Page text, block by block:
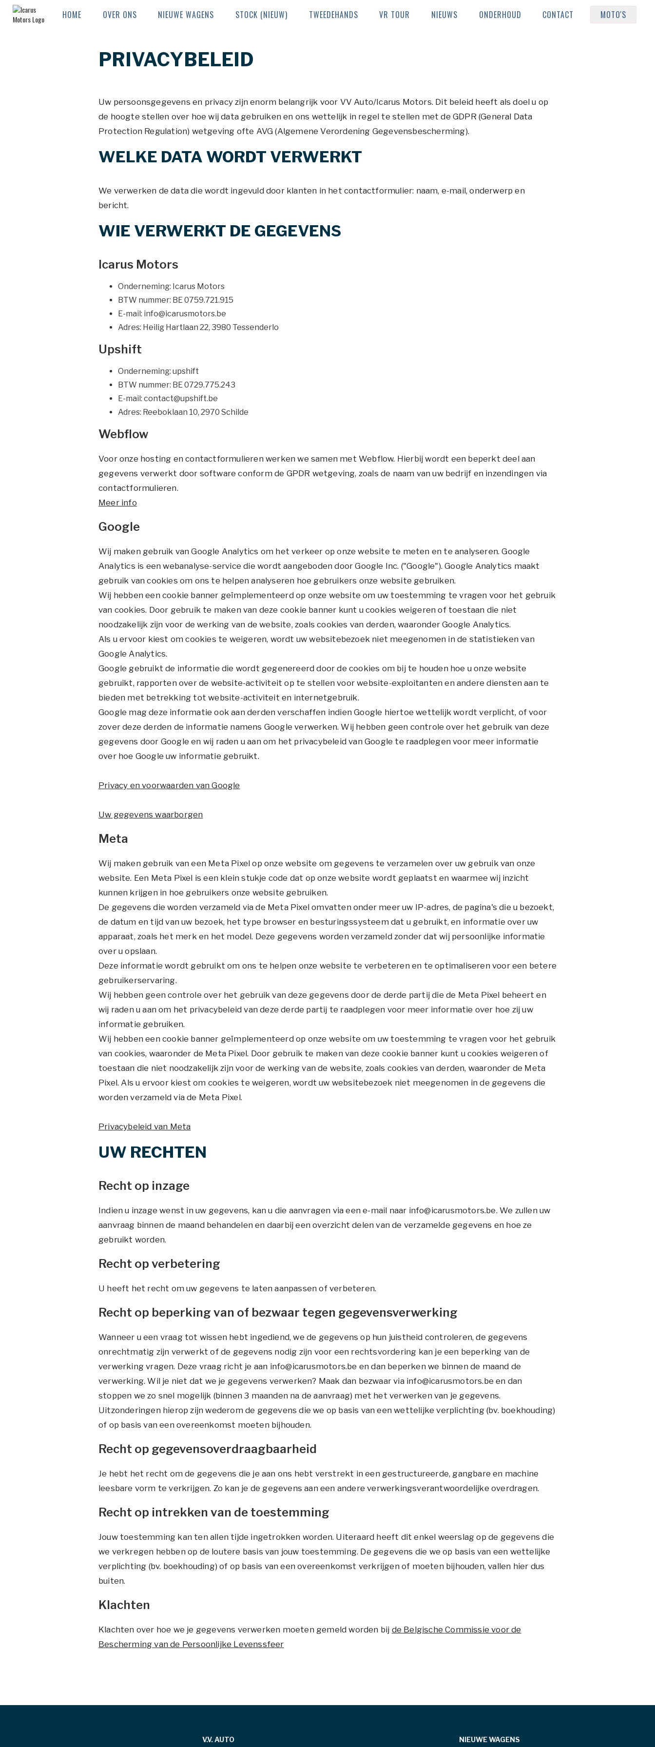
HOME OVER ONS NIEUWE WAGENS STOCK (NIEUW) TWEEDEHANDS VR TOUR NIEUWS ONDERHOUD CONTACT MOTO'S
PRIVACYBELEID
Uw persoonsgegevens en privacy zijn enorm belangrijk voor VV Auto/Icarus Motors. Dit beleid heeft als doel u op
de hoogte stellen over hoe wij data gebruiken en ons wettelijk in regel te stellen met de GDPR (General Data
Protection Regulation) wetgeving ofte AVG (Algemene Verordening Gegevensbescherming).
WELKE DATA WORDT VERWERKT
We verwerken de data die wordt ingevuld door klanten in het contactformulier: naam, e-mail, onderwerp en
bericht.
WIE VERWERKT DE GEGEVENS
Icarus Motors
Onderneming: Icarus Motors
BTW nummer: BE 0759.721.915
E-mail: info@icarusmotors.be
Adres: Heilig Hartlaan 22, 3980 Tessenderlo
Upshift
Onderneming: upshift
BTW nummer: BE 0729.775.243
E-mail: contact@upshift.be
Adres: Reeboklaan 10, 2970 Schilde
Webflow
Voor onze hosting en contactformulieren werken we samen met Webflow. Hierbij wordt een beperkt deel aan
gegevens verwerkt door software conform de GPDR wetgeving, zoals de naam van uw bedrijf en inzendingen via
contactformulieren.
Meer info
Google
Wij maken gebruik van Google Analytics om het verkeer op onze website te meten en te analyseren. Google
Analytics is een webanalyse-service die wordt aangeboden door Google Inc. ("Google"). Google Analytics maakt
gebruik van cookies om ons te helpen analyseren hoe gebruikers onze website gebruiken.
Wij hebben een cookie banner geïmplementeerd op onze website om uw toestemming te vragen voor het gebruik
van cookies. Door gebruik te maken van deze cookie banner kunt u cookies weigeren of toestaan die niet
noodzakelijk zijn voor de werking van de website, zoals cookies van derden, waaronder Google Analytics.
Als u ervoor kiest om cookies te weigeren, wordt uw websitebezoek niet meegenomen in de statistieken van
Google Analytics.
Google gebruikt de informatie die wordt gegenereerd door de cookies om bij te houden hoe u onze website
gebruikt, rapporten over de website-activiteit op te stellen voor website-exploitanten en andere diensten aan te
bieden met betrekking tot website-activiteit en internetgebruik.
Google mag deze informatie ook aan derden verschaffen indien Google hiertoe wettelijk wordt verplicht, of voor
zover deze derden de informatie namens Google verwerken. Wij hebben geen controle over het gebruik van deze
gegevens door Google en wij raden u aan om het privacybeleid van Google te raadplegen voor meer informatie
over hoe Google uw informatie gebruikt.
Privacy en voorwaarden van Google
Uw gegevens waarborgen
Meta
Wij maken gebruik van een Meta Pixel op onze website om gegevens te verzamelen over uw gebruik van onze
website. Een Meta Pixel is een klein stukje code dat op onze website wordt geplaatst en waarmee wij inzicht
kunnen krijgen in hoe gebruikers onze website gebruiken.
De gegevens die worden verzameld via de Meta Pixel omvatten onder meer uw IP-adres, de pagina's die u bezoekt,
de datum en tijd van uw bezoek, het type browser en besturingssysteem dat u gebruikt, en informatie over uw
apparaat, zoals het merk en het model. Deze gegevens worden verzameld zonder dat wij persoonlijke informatie
over u opslaan.
Deze informatie wordt gebruikt om ons te helpen onze website te verbeteren en te optimaliseren voor een betere
gebruikerservaring.
Wij hebben geen controle over het gebruik van deze gegevens door de derde partij die de Meta Pixel beheert en
wij raden u aan om het privacybeleid van deze derde partij te raadplegen voor meer informatie over hoe zij uw
informatie gebruiken.
Wij hebben een cookie banner geïmplementeerd op onze website om uw toestemming te vragen voor het gebruik
van cookies, waaronder de Meta Pixel. Door gebruik te maken van deze cookie banner kunt u cookies weigeren of
toestaan die niet noodzakelijk zijn voor de werking van de website, zoals cookies van derden, waaronder de Meta
Pixel. Als u ervoor kiest om cookies te weigeren, wordt uw websitebezoek niet meegenomen in de gegevens die
worden verzameld via de Meta Pixel.
Privacybeleid van Meta
UW RECHTEN
Recht op inzage
Indien u inzage wenst in uw gegevens, kan u die aanvragen via een e-mail naar info@icarusmotors.be. We zullen uw
aanvraag binnen de maand behandelen en daarbij een overzicht delen van de verzamelde gegevens en hoe ze
gebruikt worden.
Recht op verbetering
U heeft het recht om uw gegevens te laten aanpassen of verbeteren.
Recht op beperking van of bezwaar tegen gegevensverwerking
Wanneer u een vraag tot wissen hebt ingediend, we de gegevens op hun juistheid controleren, de gegevens
onrechtmatig zijn verwerkt of de gegevens nodig zijn voor een rechtsvordering kan je een beperking van de
verwerking vragen. Deze vraag richt je aan info@icarusmotors.be en dan beperken we binnen de maand de
verwerking. Wil je niet dat we je gegevens verwerken? Maak dan bezwaar via info@icarusmotors.be en dan
stoppen we zo snel mogelijk (binnen 3 maanden na de aanvraag) met het verwerken van je gegevens.
Uitzonderingen hierop zijn wederom de gegevens die we op basis van een wettelijke verplichting (bv. boekhouding)
of op basis van een overeenkomst moeten bijhouden.
Recht op gegevensoverdraagbaarheid
Je hebt het recht om de gegevens die je aan ons hebt verstrekt in een gestructureerde, gangbare en machine
leesbare vorm te verkrijgen. Zo kan je de gegevens aan een andere verwerkingsverantwoordelijke overdragen.
Recht op intrekken van de toestemming
Jouw toestemming kan ten allen tijde ingetrokken worden. Uiteraard heeft dit enkel weerslag op de gegevens die
we verkregen hebben op de loutere basis van jouw toestemming. De gegevens die we op basis van een wettelijke
verplichting (bv. boekhouding) of op basis van een overeenkomst verkrijgen of moeten bijhouden, vallen hier dus
buiten.
Klachten
Klachten over hoe we je gegevens verwerken moeten gemeld worden bij de Belgische Commissie voor de
Bescherming van de Persoonlijke Levenssfeer
V.V. AUTO NIEUWE WAGENS